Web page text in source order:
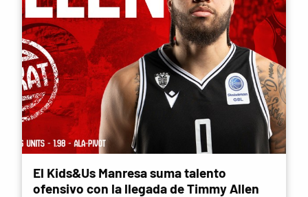
El Kids&Us Manresa suma talento
ofensivo con la llegada de Timmy Allen